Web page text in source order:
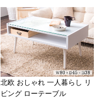
北欧 おしゃれ 一人暮らし リ
ビング ローテーブル